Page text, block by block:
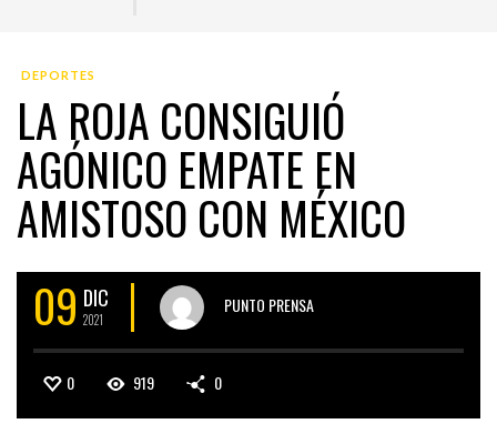
DEPORTES
LA ROJA CONSIGUIÓ
AGÓNICO EMPATE EN
AMISTOSO CON MÉXICO
09 DIC
2021
PUNTO PRENSA
0 919 0